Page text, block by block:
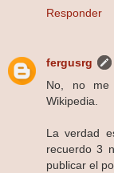
Responder
fergusrg
No, no me
Wikipedia.
La verdad
recuerdo 3
publicar el